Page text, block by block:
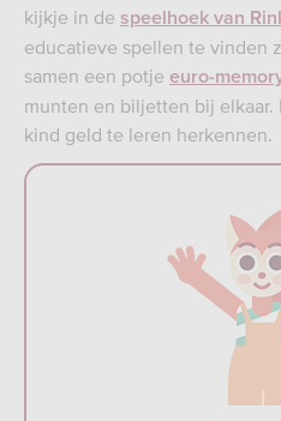
kijkje in de speelhoek van
educatieve spellen te vinden
samen een potje euro-
munten en biljetten bij elkaar.
kind geld te leren herkennen.